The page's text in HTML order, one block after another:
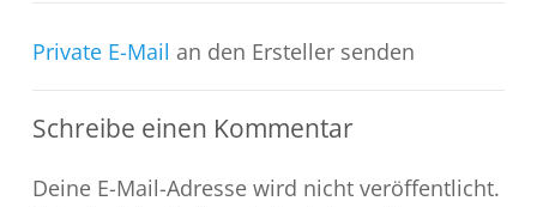
Private E-Mail an den Ersteller senden
Schreibe einen Kommentar
Deine E-Mail-Adresse wird nicht veröffentlicht.